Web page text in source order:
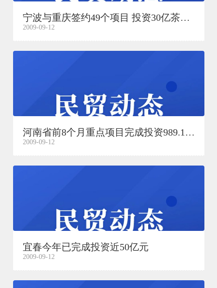
宁波与重庆签约49个项目 投资30亿茶园新区建宁波城
2009-09-12
河南省前8个月重点项目完成投资989.1亿元
2009-09-12
宜春今年已完成投资近50亿元
2009-09-12